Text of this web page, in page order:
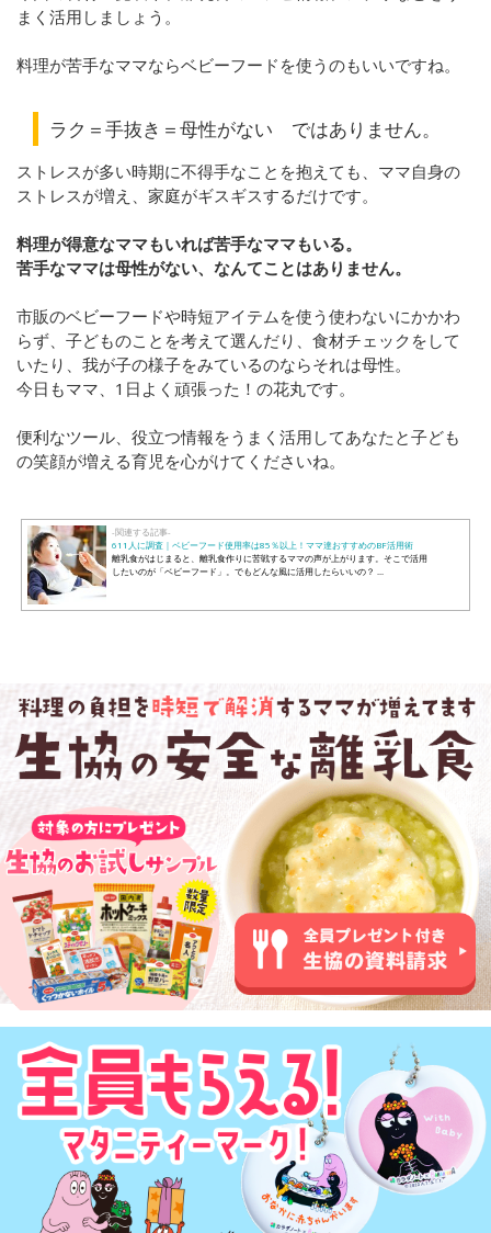
まく活用しましょう。
料理が苦手なママならベビーフードを使うのもいいですね。
ラク＝手抜き＝母性がない ではありません。
ストレスが多い時期に不得手なことを抱えても、ママ自身の
ストレスが増え、家庭がギスギスするだけです。
料理が得意なママもいれば苦手なママもいる。
苦手なママは母性がない、なんてことはありません。
市販のベビーフードや時短アイテムを使う使わないにかかわ
らず、子どものことを考えて選んだり、食材チェックをして
いたり、我が子の様子をみているのならそれは母性。
今日もママ、1日よく頑張った！の花丸です。
便利なツール、役立つ情報をうまく活用してあなたと子ども
の笑顔が増える育児を心がけてくださいね。
-関連する記事-
611人に調査｜ベビーフード使用率は85％以上！ママ達おすすめのBF活用術
離乳食がはじまると、離乳食作りに苦戦するママの声が上がります。そこで活用
したいのが「ベビーフード」。でもどんな風に活用したらいいの？ ...